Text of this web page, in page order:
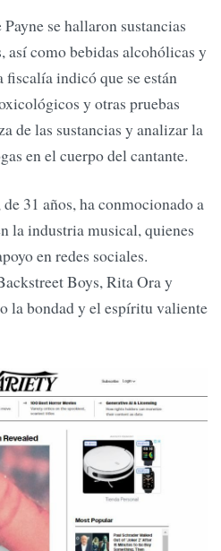
se hallaron sustancias
así como bebidas alcohólicas y
indicó que se están
y otras pruebas
de las sustancias y analizar la
en el cuerpo del cantante.
31 años, ha conmocionado a
la industria musical, quienes
en redes sociales.
Boys, Rita Ora y
la bondad y el espíritu valiente